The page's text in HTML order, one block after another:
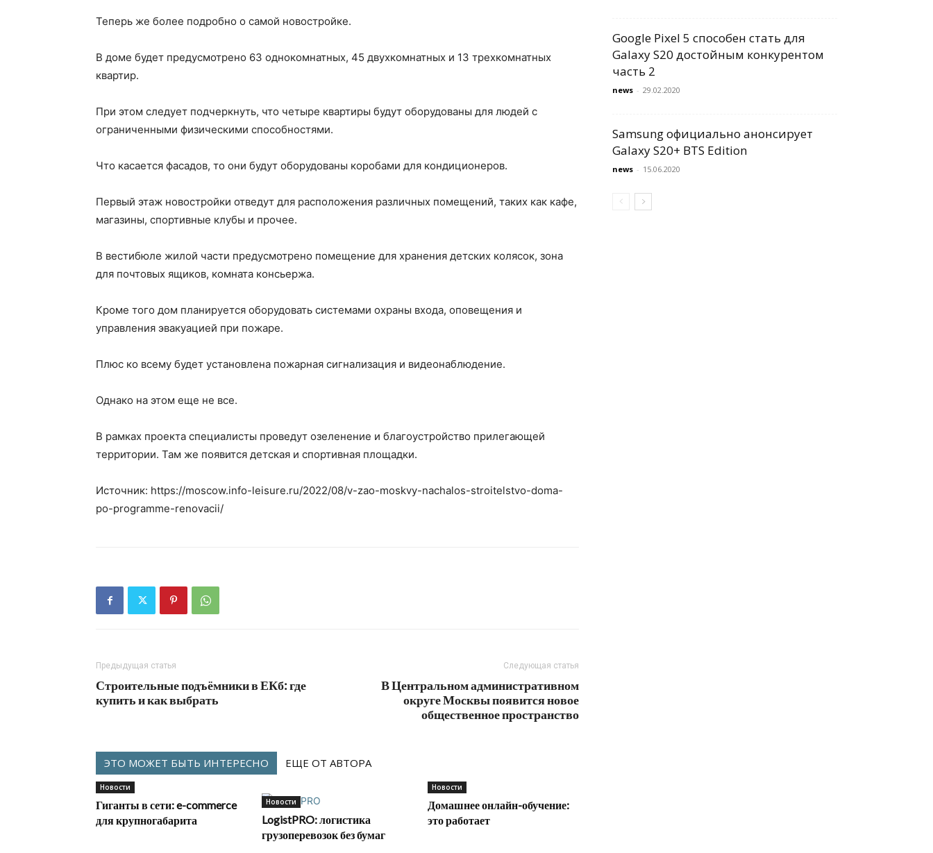
Теперь же более подробно о самой новостройке.
В доме будет предусмотрено 63 однокомнатных, 45 двухкомнатных и 13 трехкомнатных
квартир.
При этом следует подчеркнуть, что четыре квартиры будут оборудованы для людей с
ограниченными физическими способностями.
Что касается фасадов, то они будут оборудованы коробами для кондиционеров.
Первый этаж новостройки отведут для расположения различных помещений, таких как кафе,
магазины, спортивные клубы и прочее.
В вестибюле жилой части предусмотрено помещение для хранения детских колясок, зона
для почтовых ящиков, комната консьержа.
Кроме того дом планируется оборудовать системами охраны входа, оповещения и
управления эвакуацией при пожаре.
Плюс ко всему будет установлена пожарная сигнализация и видеонаблюдение.
Однако на этом еще не все.
В рамках проекта специалисты проведут озеленение и благоустройство прилегающей
территории. Там же появится детская и спортивная площадки.
Источник: https://moscow.info-leisure.ru/2022/08/v-zao-moskvy-nachalos-stroitelstvo-doma-
po-programme-renovacii/
Предыдущая статья
Строительные подъёмники в ЕКб: где
купить и как выбрать
Следующая статья
В Центральном административном
округе Москвы появится новое
общественное пространство
ЭТО МОЖЕТ БЫТЬ ИНТЕРЕСНО ЕЩЕ ОТ АВТОРА
Новости
Гиганты в сети: e-commerce
для крупногабарита
Новости
LogistPRO: логистика
грузоперевозок без бумаг
Новости
Домашнее онлайн-обучение:
это работает
Google Pixel 5 способен стать для
Galaxy S20 достойным конкурентом
часть 2
news - 29.02.2020
Samsung официально анонсирует
Galaxy S20+ BTS Edition
news - 15.06.2020